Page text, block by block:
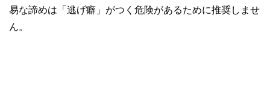
易な諦めは「逃げ癖」がつく危険があるために推奨しませ
ん。